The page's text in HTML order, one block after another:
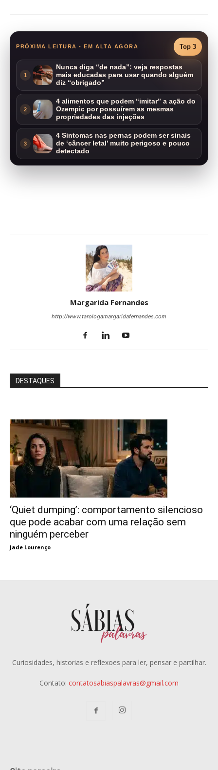
PRÓXIMA LEITURA - EM ALTA AGORA Top 3
1
Nunca diga “de nada”: veja respostas
mais educadas para usar quando alguém
diz “obrigado”
2
4 alimentos que podem “imitar” a ação do
Ozempic por possuírem as mesmas
propriedades das injeções
3
4 Sintomas nas pernas podem ser sinais
de ‘câncer letal’ muito perigoso e pouco
detectado
Margarida Fernandes
http://www.tarologamargaridafernandes.com
DESTAQUES
‘Quiet dumping’: comportamento silencioso
que pode acabar com uma relação sem
ninguém perceber
Jade Lourenço
Curiosidades, historias e reflexoes para ler, pensar e partilhar.
Contato: contatosabiaspalavras@gmail.com